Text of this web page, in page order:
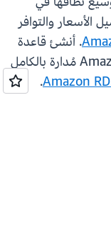
والتوافر
. أنشئ قاعدة
بيانات Amazon RDS for MariaDB 11.4 مُدارة بالكامل
.